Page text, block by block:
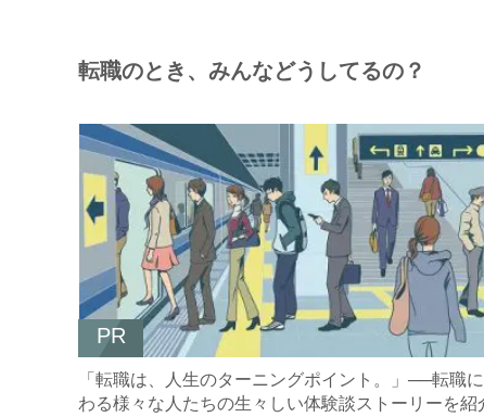
転職のとき、みんなどうしてるの？
PR
「転職は、人生のターニングポイント。」──転職
わる様々な人たちの生々しい体験談ストーリーを紹